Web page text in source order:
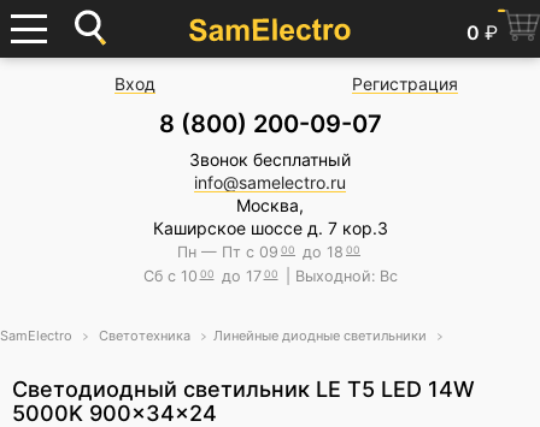
0 ₽
Вход Регистрация
8 (800) 200-09-07
Звонок бесплатный
info@samelectro.ru
Москва,
Каширское шоссе д. 7 кор.3
Пн — Пт с 09 00 до 18 00
Сб с 10 00 до 17 00 | Выходной: Вс
SamElectro Светотехника Линейные диодные светильники
Светодиодный светильник LE T5 LED 14W
5000K 900x34x24